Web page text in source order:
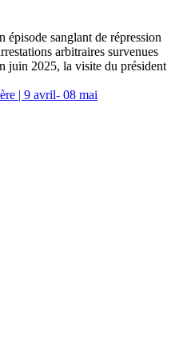
épisode sanglant de répression
arbitraires survenues
juin 2025, la visite du président